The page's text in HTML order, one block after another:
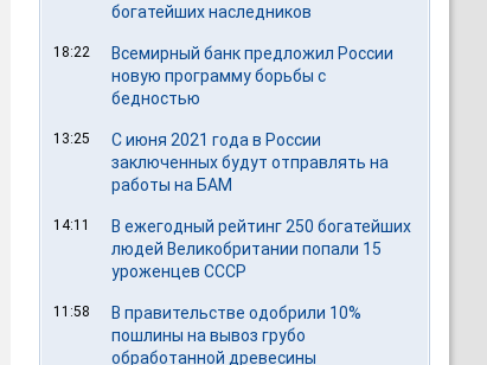
богатейших наследников
18:22
Всемирный банк предложил России
новую программу борьбы с
бедностью
13:25
С июня 2021 года в России
заключенных будут отправлять на
работы на БАМ
14:11
В ежегодный рейтинг 250 богатейших
людей Великобритании попали 15
уроженцев СССР
11:58
В правительстве одобрили 10%
пошлины на вывоз грубо
обработанной древесины